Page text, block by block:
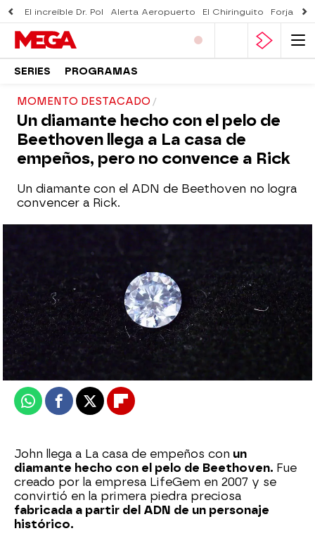
El increíble Dr. Pol Alerta Aeropuerto El Chiringuito Forjado
SERIES PROGRAMAS
MOMENTO DESTACADO
Un diamante hecho con el pelo de
Beethoven llega a La casa de
empeños, pero no convence a Rick
Un diamante con el ADN de Beethoven no logra
convencer a Rick.
mega
Publicado: 17 de julio de 2025, 20:00
WhatsappFacebook
X Flipboard
John llega a La casa de empeños con un
diamante hecho con el pelo de Beethoven. Fue
creado por la empresa LifeGem en 2007 y se
convirtió en la primera piedra preciosa
fabricada a partir del ADN de un personaje
histórico.